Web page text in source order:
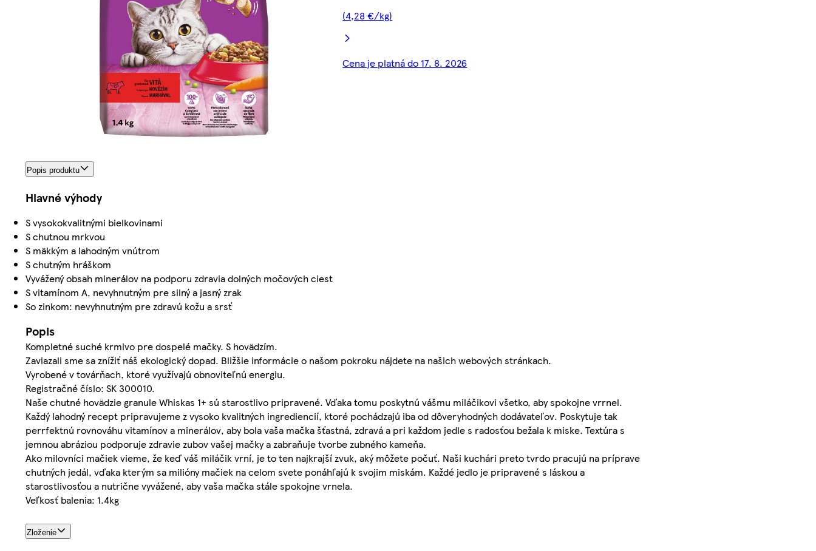
(4,28 €/kg)
Cena je platná do 17. 8. 2026
Popis produktu
Hlavné výhody
S vysokokvalitnými bielkovinami
S chutnou mrkvou
S mäkkým a lahodným vnútrom
S chutným hráškom
Vyvážený obsah minerálov na podporu zdravia dolných močových ciest
S vitamínom A, nevyhnutným pre silný a jasný zrak
So zinkom: nevyhnutným pre zdravú kožu a srsť
Popis
Kompletné suché krmivo pre dospelé mačky. S hovädzím.
Zaviazali sme sa znížiť náš ekologický dopad. Bližšie informácie o našom pokroku nájdete na našich webových stránkach.
Vyrobené v továrňach, ktoré využívajú obnoviteľnú energiu.
Registračné číslo: SK 300010.
Naše chutné hovädzie granule Whiskas 1+ sú starostlivo pripravené. Vďaka tomu poskytnú vášmu miláčikovi všetko, aby spokojne vrrnel.
Každý lahodný recept pripravujeme z vysoko kvalitných ingrediencií, ktoré pochádzajú iba od dôveryhodných dodávateľov. Poskytuje tak
perrfektnú rovnováhu vitamínov a minerálov, aby bola vaša mačka šťastná, zdravá a pri každom jedle s radosťou bežala k miske. Textúra s
jemnou abráziou podporuje zdravie zubov vašej mačky a zabraňuje tvorbe zubného kameňa.
Ako milovníci mačiek vieme, že keď váš miláčik vrní, je to ten najkrajší zvuk, aký môžete počuť. Naši kuchári preto tvrdo pracujú na príprave
chutných jedál, vďaka kterým sa milióny mačiek na celom svete ponáhľajú k svojim miskám. Každé jedlo je pripravené s láskou a
starostlivosťou a nutrične vyvážené, aby vaša mačka stále spokojne vrnela.
Veľkosť balenia: 1.4kg
Zloženie